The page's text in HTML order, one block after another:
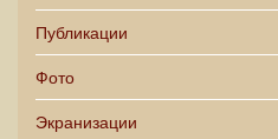
Публикации
Фото
Экранизации